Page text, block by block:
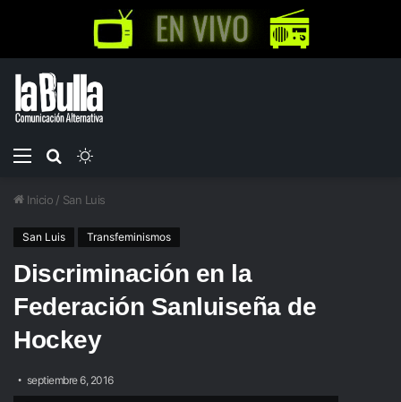
Menú
Buscar
Inicio / San Luis
San Luis Transfeminismos
Discriminación en la
Federación Sanluiseña de
Hockey
septiembre 6, 2016